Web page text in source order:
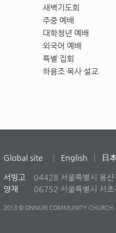
새벽기도회
주중 예배
대학청년 예배
외국어 예배
특별 집회
하용조 목사 설교
Global site English 日
서빙고 04428 서울특별시 용
양재
06752 서울특별시 서
2013 © ONNURI COMMUNITY CHURCH.